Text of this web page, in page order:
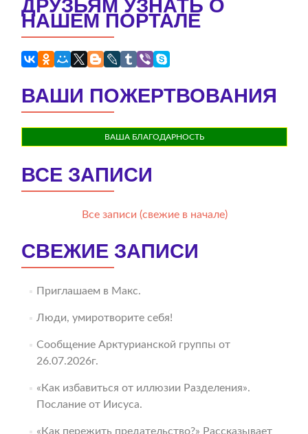
ДРУЗЬЯМ УЗНАТЬ О
НАШЕМ ПОРТАЛЕ
ВАШИ ПОЖЕРТВОВАНИЯ
ВАША БЛАГОДАРНОСТЬ
ВСЕ ЗАПИСИ
Все записи (свежие в начале)
СВЕЖИЕ ЗАПИСИ
Приглашаем в Макс.
Люди, умиротворите себя!
Сообщение Арктурианской группы от
26.07.2026г.
«Как избавиться от иллюзии Разделения».
Послание от Иисуса.
«Как пережить предательство?» Рассказывает